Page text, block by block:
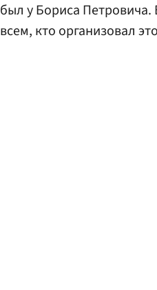
был у Бориса
всем, кто организовал